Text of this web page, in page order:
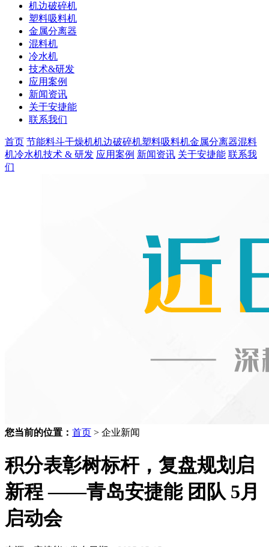
机边破碎机
塑料吸料机
金属分离器
混料机
冷水机
技术&研发
应用案例
新闻资讯
关于安捷能
联系我们
首页 节能料斗干燥机机边破碎机塑料吸料机金属分离器混料
机冷水机技术 & 研发 应用案例 新闻资讯 关于安捷能 联系我
们
您当前的位置： 首页 > 企业新闻
积分表彰树标杆，复盘规划启
新程 ——青岛安捷能 团队 5月
启动会